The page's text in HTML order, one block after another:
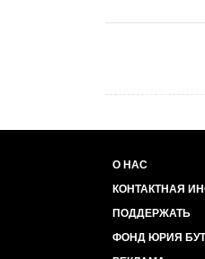
О НАС
КОНТАКТНАЯ
ПОДДЕРЖАТЬ
ФОНД ЮРИЯ